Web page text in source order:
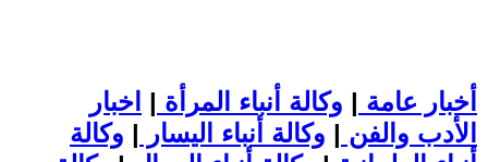
أخبار عامة | وكالة أنباء المرأة | اخبار
الأدب والفن | وكالة أنباء اليسار | وكالة